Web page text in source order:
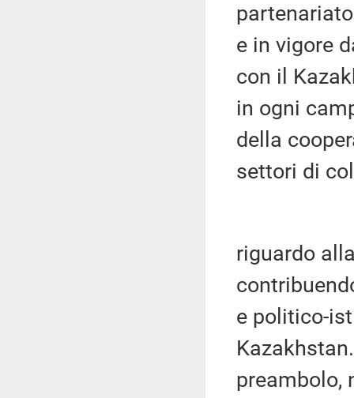
e in vigore
con il
in ogni
della
settori di
riguardo
e politico-
preambolo,